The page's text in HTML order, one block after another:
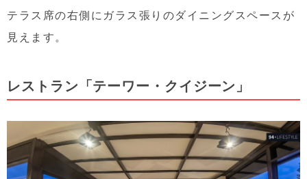
テラス席の右側にガラス張りのダイニングスペースが
見えます。
レストラン「テーワー・クイジーン」